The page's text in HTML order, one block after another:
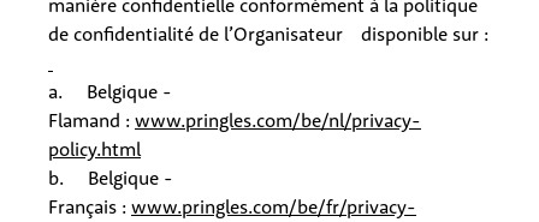
manière confidentielle conformément à la politique
de confidentialité de l’Organisateur
disponible sur :
a. Belgique -
Flamand : www.pringles.com/be/nl/privacy-
policy.html
b. Belgique -
Français : www.pringles.com/be/fr/privacy-